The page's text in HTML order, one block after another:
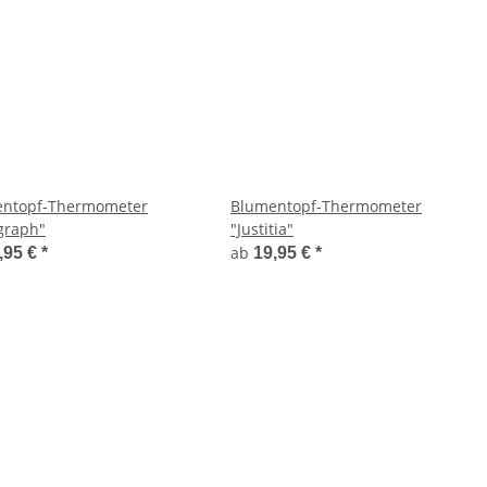
Thermometer
€ *
Blumentopf-Thermometer
"Justitia"
ab 19,95 € *